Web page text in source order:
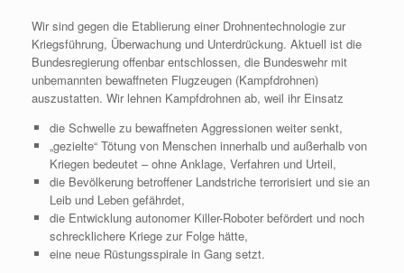
Wir sind gegen die Etablierung einer Drohnentechnologie zur
Kriegsführung, Überwachung und Unterdrückung. Aktuell ist die
Bundesregierung offenbar entschlossen, die Bundeswehr mit
unbemannten bewaffneten Flugzeugen (Kampfdrohnen)
auszustatten. Wir lehnen Kampfdrohnen ab, weil ihr Einsatz
die Schwelle zu bewaffneten Aggressionen weiter senkt,
„gezielte“ Tötung von Menschen innerhalb und außerhalb von
Kriegen bedeutet – ohne Anklage, Verfahren und Urteil,
die Bevölkerung betroffener Landstriche terrorisiert und sie an
Leib und Leben gefährdet,
die Entwicklung autonomer Killer-Roboter befördert und noch
schrecklichere Kriege zur Folge hätte,
eine neue Rüstungsspirale in Gang setzt.